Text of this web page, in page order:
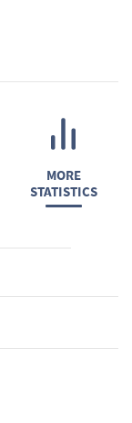
MORE
STATISTICS